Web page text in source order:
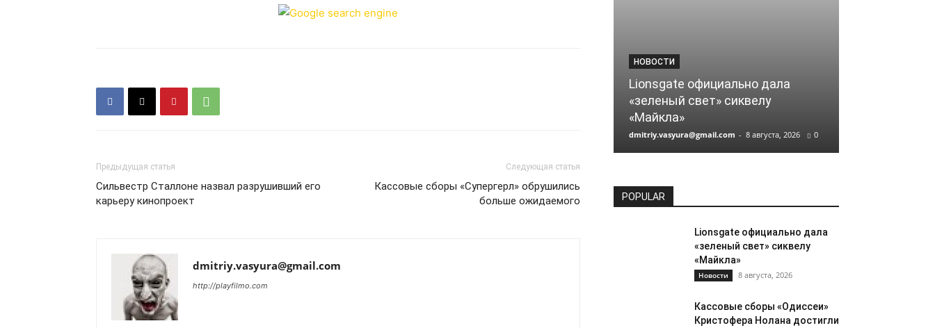
Предыдущая статья
Сильвестр Сталлоне назвал разрушивший его
карьеру кинопроект
Следующая статья
Кассовые сборы «Супергерл» обрушились
больше ожидаемого
dmitriy.vasyura@gmail.com
http://playfilmo.com
НОВОСТИ
Lionsgate официально дала
«зеленый свет» сиквелу
«Майкла»
dmitriy.vasyura@gmail.com - 8 августа, 2026 0
POPULAR
Lionsgate официально дала
«зеленый свет» сиквелу
«Майкла»
Новости 8 августа, 2026
Кассовые сборы «Одиссеи»
Кристофера Нолана достигли